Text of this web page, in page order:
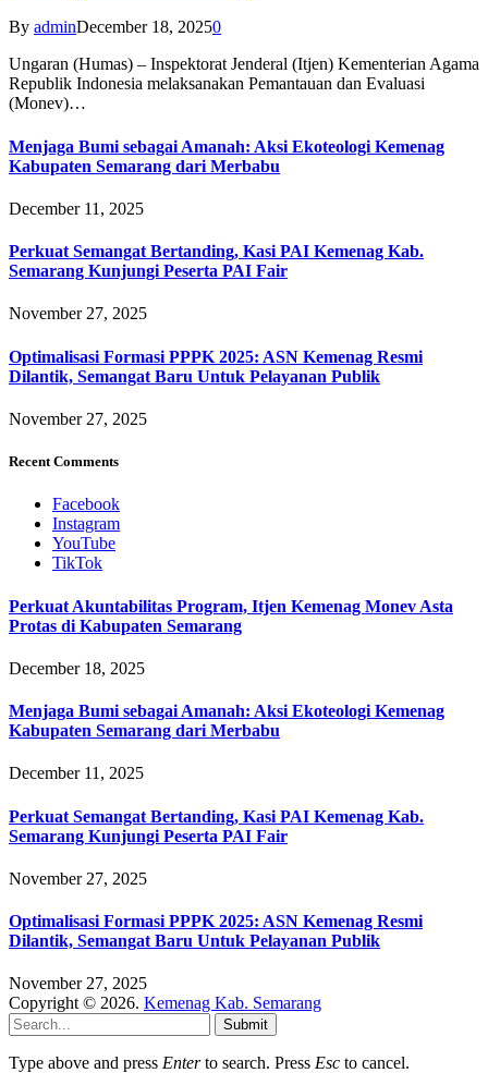
By adminDecember 18, 20250
Ungaran (Humas) – Inspektorat Jenderal (Itjen) Kementerian Agama
Republik Indonesia melaksanakan Pemantauan dan Evaluasi
(Monev)…
Menjaga Bumi sebagai Amanah: Aksi Ekoteologi Kemenag
Kabupaten Semarang dari Merbabu
December 11, 2025
Perkuat Semangat Bertanding, Kasi PAI Kemenag Kab.
Semarang Kunjungi Peserta PAI Fair
November 27, 2025
Optimalisasi Formasi PPPK 2025: ASN Kemenag Resmi
Dilantik, Semangat Baru Untuk Pelayanan Publik
November 27, 2025
Recent Comments
Facebook
Instagram
YouTube
TikTok
Perkuat Akuntabilitas Program, Itjen Kemenag Monev Asta
Protas di Kabupaten Semarang
December 18, 2025
Menjaga Bumi sebagai Amanah: Aksi Ekoteologi Kemenag
Kabupaten Semarang dari Merbabu
December 11, 2025
Perkuat Semangat Bertanding, Kasi PAI Kemenag Kab.
Semarang Kunjungi Peserta PAI Fair
November 27, 2025
Optimalisasi Formasi PPPK 2025: ASN Kemenag Resmi
Dilantik, Semangat Baru Untuk Pelayanan Publik
November 27, 2025
Copyright © 2026. Kemenag Kab. Semarang
Submit
Type above and press Enterto search. Press Esc to cancel.